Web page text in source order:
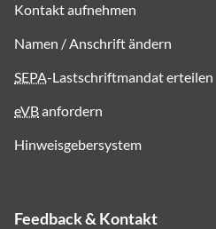
Kontakt aufnehmen
Namen / Anschrift ändern
SEPA-Lastschriftmandat erteilen
eVBanfordern
Hinweisgebersystem
Feedback & Kontakt